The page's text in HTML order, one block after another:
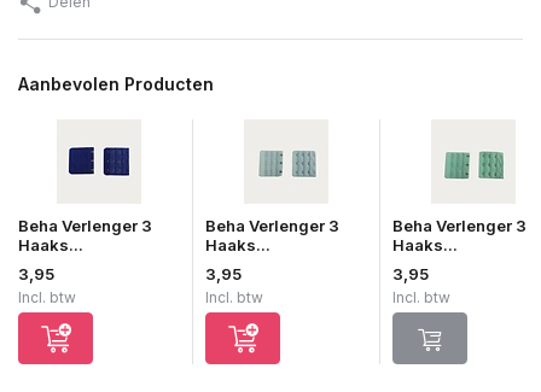
Aanbevolen Producten
Beha Verlenger 3
Haaks...
3,95
Incl. btw
Beha Verlenger 3
Haaks...
3,95
Incl. btw
Beha Verlenger 3
Haaks...
3,95
Incl. btw